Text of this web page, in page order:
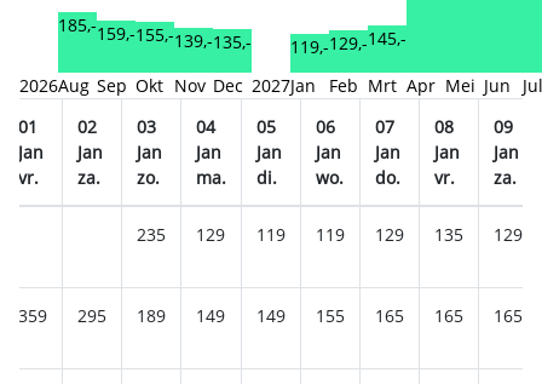
2026
185,-
Aug
159,-
Sep
155,-
Okt
139,-
Nov
135,-
Dec 2027
119,-
Jan
129,-
Feb
145,-
Mrt Apr Mei Jun
Jul
01
Jan
vr.
02
Jan
za.
03
Jan
zo.
04
Jan
ma.
05
Jan
di.
06
Jan
wo.
07
Jan
do.
08
Jan
vr.
09
Jan
za.
235 129 119 119 129 135 129
359 295 189 149 149 155 165 165 165